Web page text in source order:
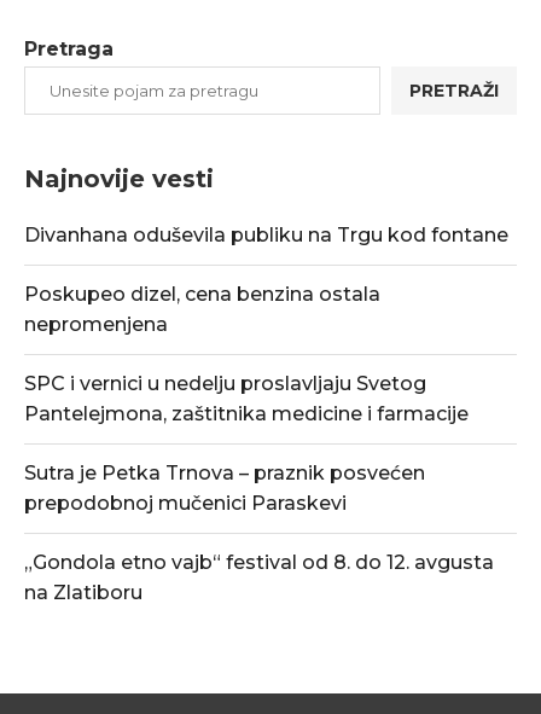
Pretraga
PRETRAŽI
Najnovije vesti
Divanhana oduševila publiku na Trgu kod fontane
Poskupeo dizel, cena benzina ostala
nepromenjena
SPC i vernici u nedelju proslavljaju Svetog
Pantelejmona, zaštitnika medicine i farmacije
Sutra je Petka Trnova – praznik posvećen
prepodobnoj mučenici Paraskevi
„Gondola etno vajb“ festival od 8. do 12. avgusta
na Zlatiboru